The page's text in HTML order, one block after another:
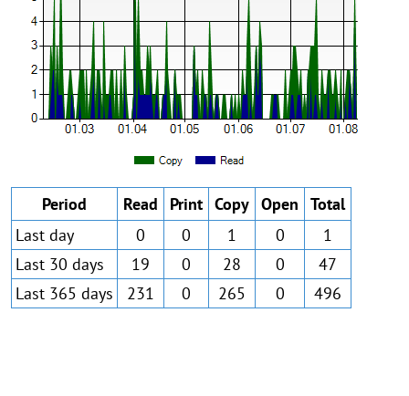
Period Read Print Copy Open
Total
Last day
0 0 1 0
1
Last 30 days
19 0 28 0
47
Last 365 days
231 0 265 0 496